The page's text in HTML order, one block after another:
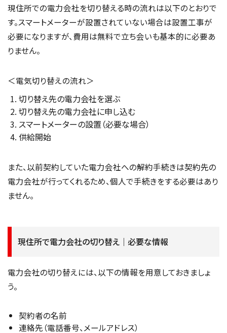
現住所での電力会社を切り替える時の流れは以下のとおりで
す。スマートメーターが設置されていない場合は設置工事が
必要になりますが、費用は無料で立ち会いも基本的に必要あ
りません。
＜電気切り替えの流れ＞
切り替え先の電力会社を選ぶ
切り替え先の電力会社に申し込む
スマートメーターの設置（必要な場合）
供給開始
また、以前契約していた電力会社への解約手続きは契約先の
電力会社が行ってくれるため、個人で手続きをする必要はあり
ません。
現住所で電力会社の切り替え｜必要な情報
電力会社の切り替えには、以下の情報を用意しておきましょ
う。
契約者の名前
連絡先（電話番号、メールアドレス）